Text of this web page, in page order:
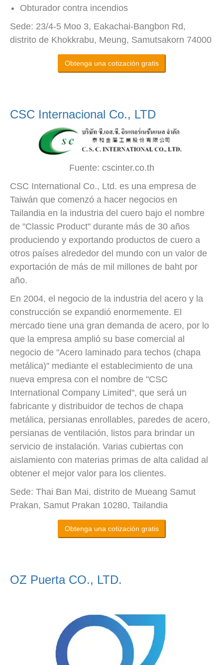
Obturador contra incendios
Sede: 23/4-5 Moo 3, Eakachai-Bangbon Rd,
distrito de Khokkrabu, Meung, Samutsakorn 74000
Obtenga una cotización gratis
CSC Internacional Co., LTD
Fuente: cscinter.co.th
CSC International Co., Ltd. es una empresa de
Taiwán que comenzó a hacer negocios en
Tailandia en la industria del cuero bajo el nombre
de "Classic Product" durante más de 30 años
produciendo y exportando productos de cuero a
otros países alrededor del mundo con un valor de
exportación de más de mil millones de baht por
año.
En 2004, el negocio de la industria del acero y la
construcción se expandió enormemente. El
mercado tiene una gran demanda de acero, por lo
que la empresa amplió su base comercial al
negocio de "Acero laminado para techos (chapa
metálica)" mediante el establecimiento de una
nueva empresa con el nombre de "CSC
International Company Limited", que será un
fabricante y distribuidor de techos de chapa
metálica, persianas enrollables, paredes de acero,
persianas de ventilación, listos para brindar un
servicio de instalación. Varias cubiertas con
aislamiento con materias primas de alta calidad al
obtener el mejor valor para los clientes.
Sede: Thai Ban Mai, distrito de Mueang Samut
Prakan, Samut Prakan 10280, Tailandia
Obtenga una cotización gratis
OZ Puerta CO., LTD.